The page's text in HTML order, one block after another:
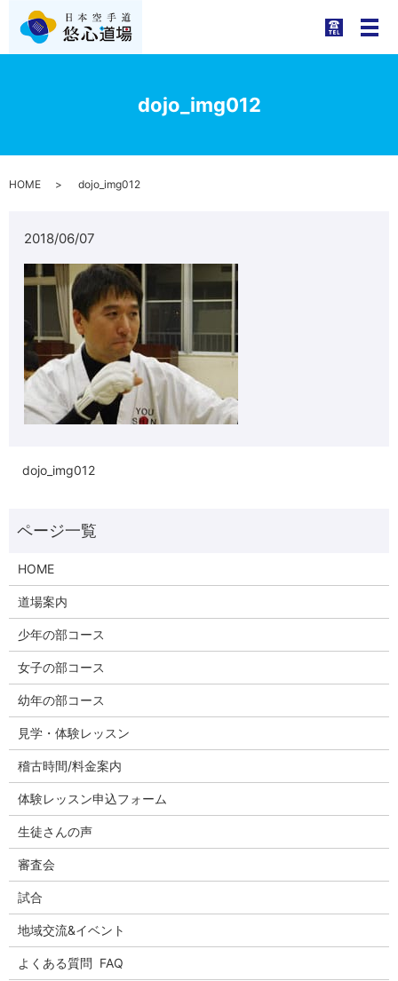
メ
dojo_img012
HOME dojo_img012
2018/06/07
dojo_img012
HOME
道場案内
少年の部コース
女子の部コース
幼年の部コース
見学・体験レッスン
稽古時間/料金案内
体験レッスン申込フォーム
生徒さんの声
審査会
試合
地域交流&イベント
よくある質問 FAQ